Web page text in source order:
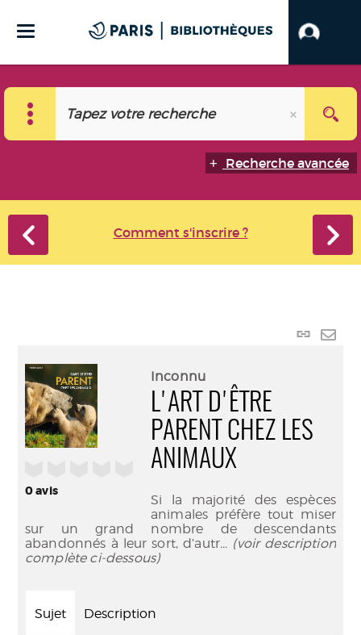
Recherche avancée
Comment s'inscrire ?
Lien
0avis
Inconnu
L'ART D'ÊTRE
PARENT CHEZ LES
ANIMAUX
Si la majorité des espèces
animales préfère tout miser
sur un grand nombre de descendants
abandonnés à leur sort, d’autr... (voir description
complète ci-dessous)
Sujet Description